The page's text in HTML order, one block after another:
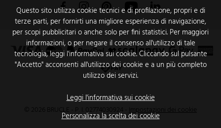
Questo sito utilizza cookie tecnici e di profilazione, propri e di
terze parti, per fornirti una migliore esperienza di navigazione,
per scopi pubblicitari o anche solo per fini statistici. Per maggiori
informazioni, o per negare il consenso all'utilizzo di tale
tecnologia, leggi l'informativa sui cookie. Cliccando sul pulsante
"Accetto" acconsenti all'utilizzo dei cookie e a un più completo
utilizzo dei servizi.
Leggi l'informativa sui cookie
Personalizza la scelta dei cookie
FacebookInstagramPinterest YouTube
© 2026 BRUCLE - P. I. 02774030924 Impostazioni dei cookie